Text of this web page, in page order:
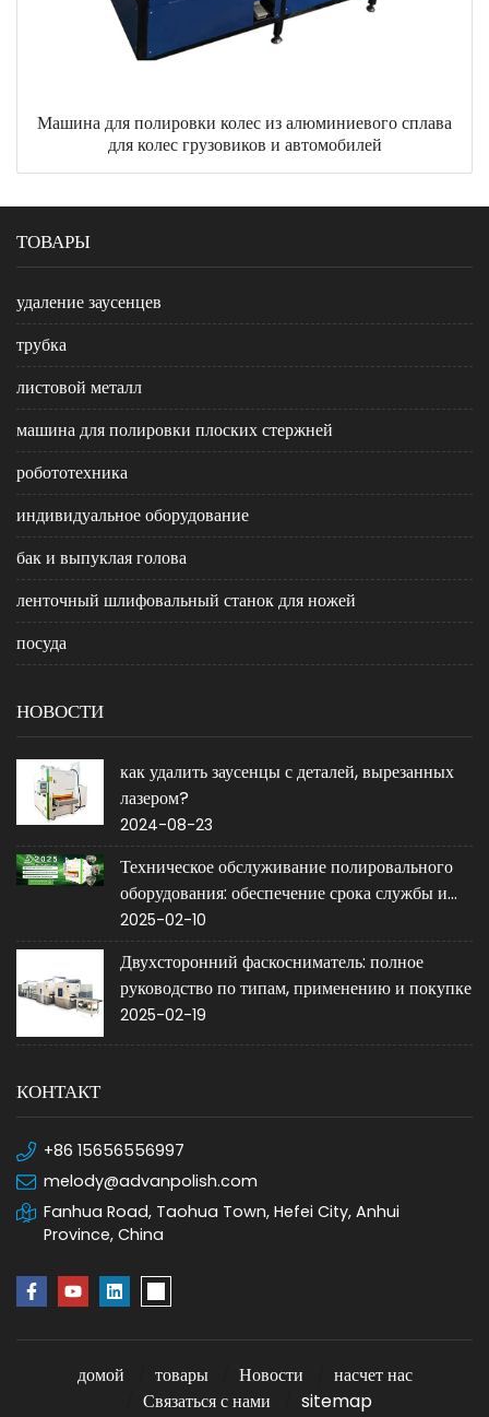
Машина для полировки колес из алюминиевого сплава
для колес грузовиков и автомобилей
ТОВАРЫ
удаление заусенцев
трубка
листовой металл
машина для полировки плоских стержней
робототехника
индивидуальное оборудование
бак и выпуклая голова
ленточный шлифовальный станок для ножей
посуда
НОВОСТИ
как удалить заусенцы с деталей, вырезанных
лазером?
2024-08-23
Техническое обслуживание полировального
оборудования: обеспечение срока службы и
производительности
2025-02-10
Двухсторонний фаскосниматель: полное
руководство по типам, применению и покупке
2025-02-19
КОНТАКТ
+86 15656556997
melody@advanpolish.com
Fanhua Road, Taohua Town, Hefei City, Anhui
Province, China
домой товары Новости
насчет нас
Связаться с нами
sitemap